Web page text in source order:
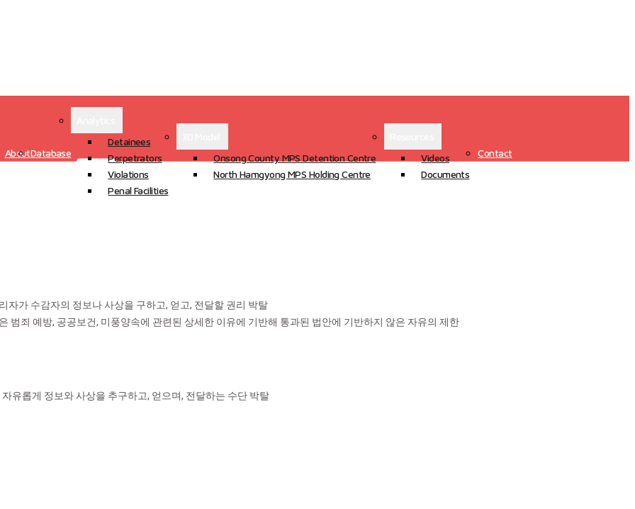
AboutDatabase
Detainees
Perpetrators
Violations
Penal Facilities
Onsong County MPS Detention Centre
North Hamgyong MPS Holding Centre
Videos
Documents
Contact
자가 수감자의 정보나 사상을 구하고, 얻고, 전달할 권리 박탈
범죄 예방, 공공보건, 미풍양속에 관련된 상세한 이유에 기반해 통과된 법안에 기반하지 않은 자유의 제한
유롭게 정보와 사상을 추구하고, 얻으며, 전달하는 수단 박탈